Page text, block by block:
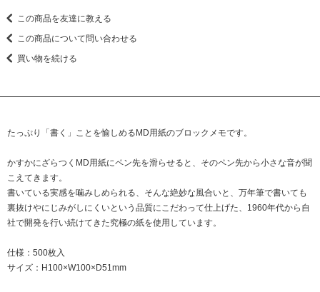
この商品を友達に教える
この商品について問い合わせる
買い物を続ける
たっぷり「書く」ことを愉しめるMD用紙のブロックメモです。
かすかにざらつくMD用紙にペン先を滑らせると、そのペン先から小さな音が聞
こえてきます。
書いている実感を噛みしめられる、そんな絶妙な風合いと、万年筆で書いても
裏抜けやにじみがしにくいという品質にこだわって仕上げた、1960年代から自
社で開発を行い続けてきた究極の紙を使用しています。
仕様：500枚入
サイズ：H100×W100×D51mm